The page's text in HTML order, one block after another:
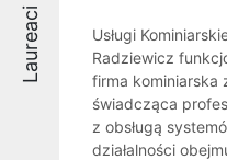
Laureaci
Usługi
Radziewicz
firma kominiarska
świadcząca
z obsługą
działalności